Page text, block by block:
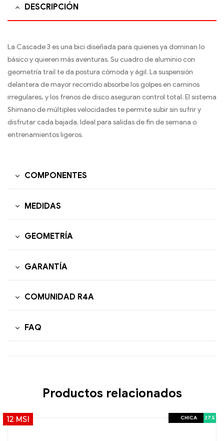
DESCRIPCIÓN
La Cascade 3 es una bici diseñada para quienes ya dominan lo
básico y quieren más aventuras. Su cuadro de aluminio con
geometría trail te da postura cómoda y ágil. La suspensión
delantera de mayor recorrido absorbe los golpes en caminos
irregulares, y los frenos de disco aseguran control total. El sistema
Shimano de múltiples velocidades te permite subir sin sufrir y
disfrutar cada bajada. Ideal para salidas de fin de semana o
entrenamientos ligeros.
COMPONENTES
MEDIDAS
GEOMETRÍA
GARANTÍA
COMUNIDAD R4A
FAQ
Productos relacionados
12 MSI CHICA 27.5